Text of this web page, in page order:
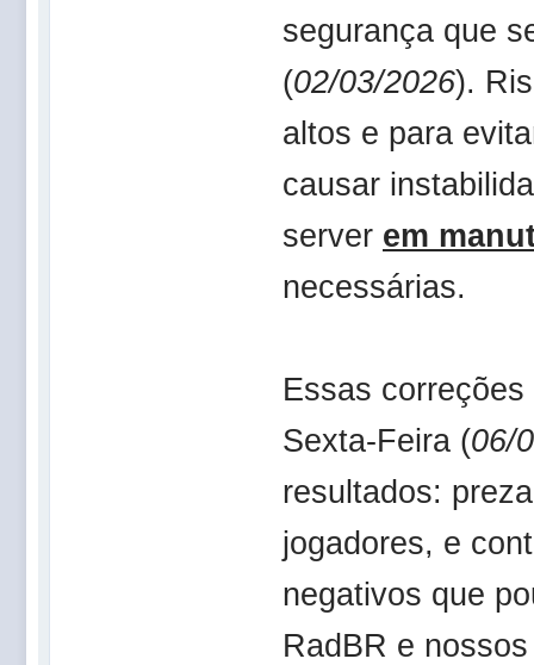
segurança que
(02/03/2026).
altos e para
causar
server em
necessárias.
Essas
Sexta-Feira (06/
resultados:
jogadores, e
negativos que
RadBR e